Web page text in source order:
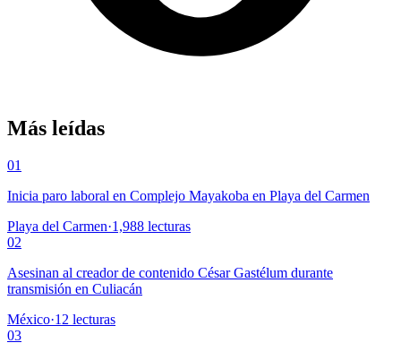
Más leídas
01
Inicia paro laboral en Complejo Mayakoba en Playa del Carmen
Playa del Carmen·1,988 lecturas
02
Asesinan al creador de contenido César Gastélum durante
transmisión en Culiacán
México·12 lecturas
03